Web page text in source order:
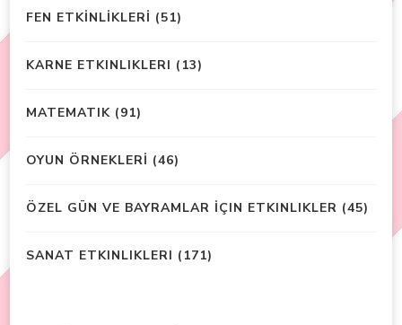
FEN ETKİNLİKLERİ (51)
KARNE ETKINLIKLERI (13)
MATEMATIK (91)
OYUN ÖRNEKLERİ (46)
ÖZEL GÜN VE BAYRAMLAR İÇIN ETKINLIKLER (45)
SANAT ETKINLIKLERI (171)